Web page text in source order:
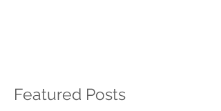
Featured Posts